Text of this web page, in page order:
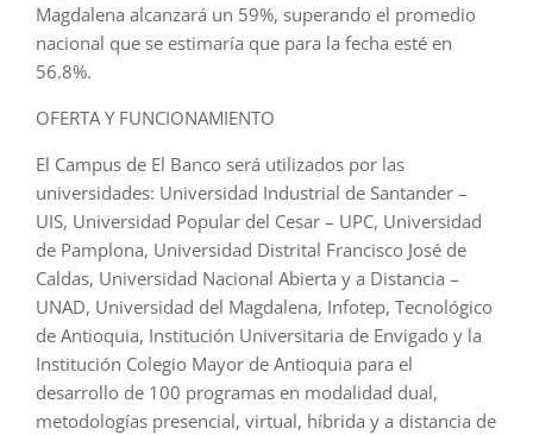
Magdalena alcanzará un 59%, superando el promedio
nacional que se estimaría que para la fecha esté en
56.8%.
OFERTA Y FUNCIONAMIENTO
El Campus de El Banco será utilizados por las
universidades: Universidad Industrial de Santander –
UIS, Universidad Popular del Cesar – UPC, Universidad
de Pamplona, Universidad Distrital Francisco José de
Caldas, Universidad Nacional Abierta y a Distancia –
UNAD, Universidad del Magdalena, Infotep, Tecnológico
de Antioquia, Institución Universitaria de Envigado y la
Institución Colegio Mayor de Antioquia para el
desarrollo de 100 programas en modalidad dual,
metodologías presencial, virtual, híbrida y a distancia de